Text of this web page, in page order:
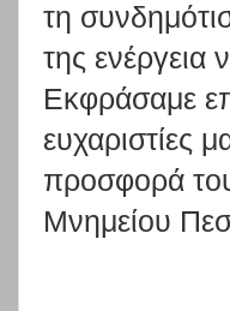
τη
της
Εκφράσαμε
ευχαριστίες
προσφορά
Μνημείου